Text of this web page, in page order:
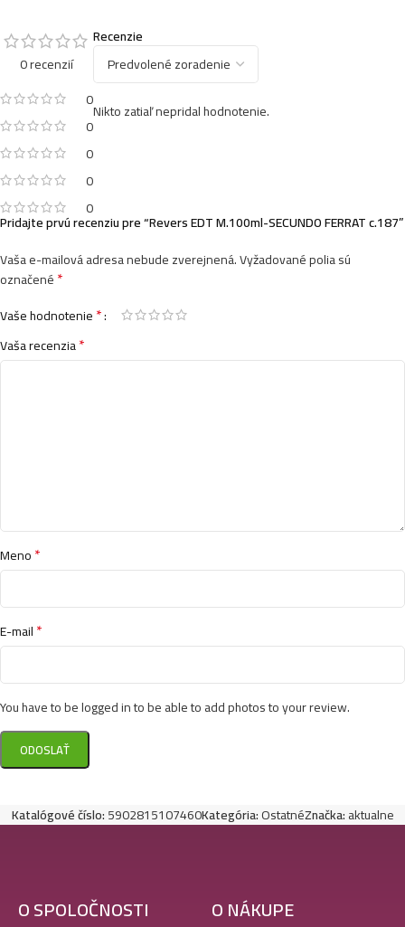
0 recenzií
0
0
0
0
0
Recenzie
Nikto zatiaľ nepridal hodnotenie.
Pridajte prvú recenziu pre “Revers EDT M.100ml-SECUNDO FERRAT c.187”
Vaša e-mailová adresa nebude zverejnená.Vyžadované polia sú
označené*
Vaše hodnotenie*
Vaša recenzia*
Meno*
E-mail*
You have to be logged in to be able to add photos to your review.
Katalógové číslo:5902815107460Kategória:OstatnéZnačka:aktualne
O SPOLOČNOSTI O NÁKUPE